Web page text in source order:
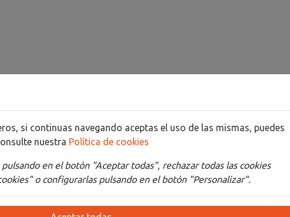
si continuas navegando aceptas el uso de las mismas, puedes
nuestra Política de cookies
en el botón "Aceptar todas", rechazar todas las cookies
o configurarlas pulsando en el botón "Personalizar".